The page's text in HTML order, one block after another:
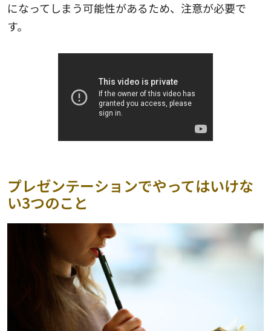
になってしまう可能性があるため、注意が必要で
す。
プレゼンテーションでやってはいけな
い3つのこと